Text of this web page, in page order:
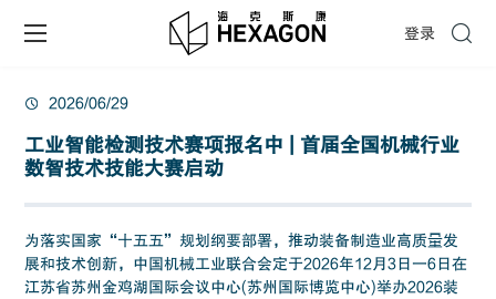
登录
2026/06/29
工业智能检测技术赛项报名中 | 首届全国机械行业
数智技术技能大赛启动
为落实国家 “十五五”规划纲要部署，推动装备制造业高质量发
展和技术创新，中国机械工业联合会定于2026年12月3日一6日在
江苏省苏州金鸡湖国际会议中心(苏州国际博览中心)举办2026装